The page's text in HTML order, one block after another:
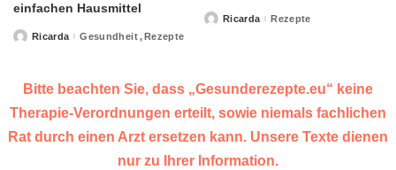
einfachen Hausmittel
PostedRicarda Gesundheit Rezepte
PostedRicarda Rezepte
Bitte beachten Sie, dass „Gesunderezepte.eu“ keine
Therapie-Verordnungen erteilt, sowie niemals fachlichen
Rat durch einen Arzt ersetzen kann. Unsere Texte dienen
nur zu Ihrer Information.